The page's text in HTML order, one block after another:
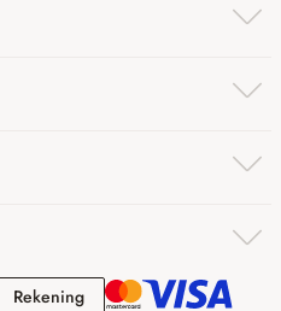
RekeningRekening